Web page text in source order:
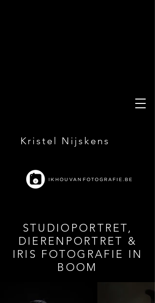
Kristel Nijskens
STUDIOPORTRET,
DIERENPORTRET &
IRIS FOTOGRAFIE IN
BOOM